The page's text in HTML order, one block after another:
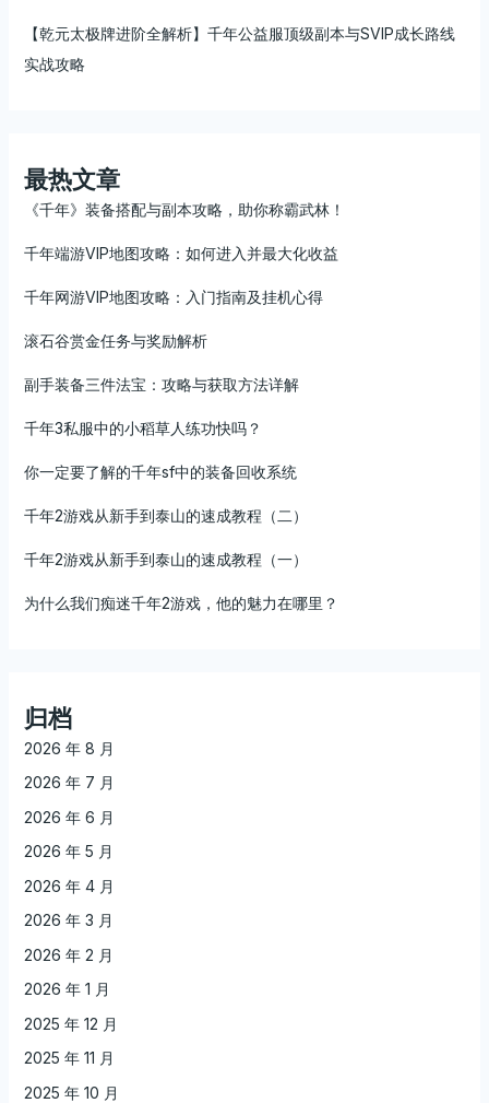
【乾元太极牌进阶全解析】千年公益服顶级副本与SVIP成长路线
实战攻略
最热文章
《千年》装备搭配与副本攻略，助你称霸武林！
千年端游VIP地图攻略：如何进入并最大化收益
千年网游VIP地图攻略：入门指南及挂机心得
滚石谷赏金任务与奖励解析
副手装备三件法宝：攻略与获取方法详解
千年3私服中的小稻草人练功快吗？
你一定要了解的千年sf中的装备回收系统
千年2游戏从新手到泰山的速成教程（二）
千年2游戏从新手到泰山的速成教程（一）
为什么我们痴迷千年2游戏，他的魅力在哪里？
归档
2026 年 8 月
2026 年 7 月
2026 年 6 月
2026 年 5 月
2026 年 4 月
2026 年 3 月
2026 年 2 月
2026 年 1 月
2025 年 12 月
2025 年 11 月
2025 年 10 月